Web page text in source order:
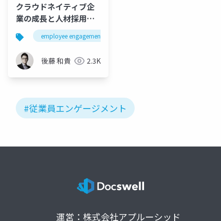
クラウドネイティブ企
業の成長と人材採用・
育成戦略 / Developer
eXperience Day
employee engagement
後藤 和貴 2.3K
#従業員エンゲージメント
運営：株式会社アプルーシッド